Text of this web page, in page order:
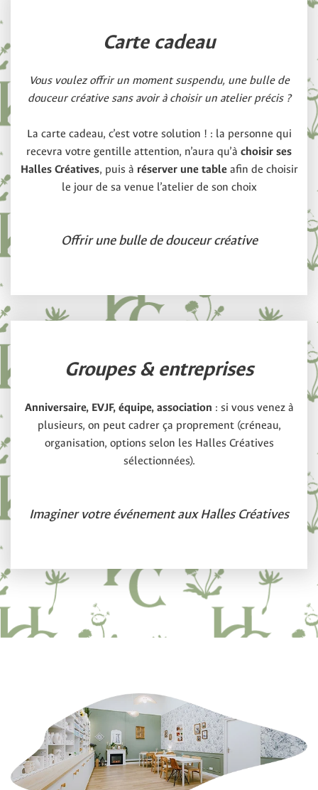
Carte cadeau
Vous voulez offrir un moment suspendu, une bulle de
douceur créative sans avoir à choisir un atelier précis ?
La carte cadeau, c’est votre solution ! : la personne qui
recevra votre gentille attention, n’aura qu’à choisir ses
Halles Créatives, puis à réserver une tableafin de choisir
le jour de sa venue l’atelier de son choix
Offrir une bulle de douceur créative
Groupes & entreprises
Anniversaire, EVJF, équipe, association : si vous venez à
plusieurs, on peut cadrer ça proprement (créneau,
organisation, options selon les Halles Créatives
sélectionnées).
Imaginer votre événement aux Halles Créatives